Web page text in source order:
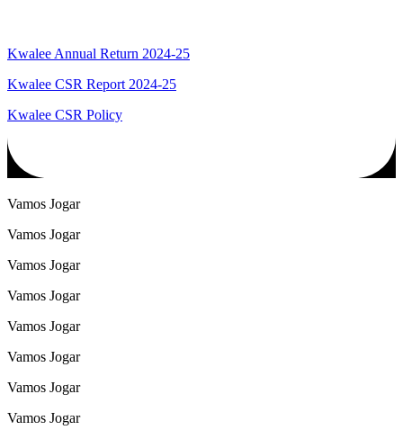
Kwalee Annual Return 2024-25
Kwalee CSR Report 2024-25
Kwalee CSR Policy
Vamos Jogar
Vamos Jogar
Vamos Jogar
Vamos Jogar
Vamos Jogar
Vamos Jogar
Vamos Jogar
Vamos Jogar